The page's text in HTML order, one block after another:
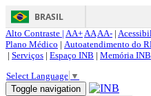
BRASIL
Alto Contraste | AA+AAAA- |
Plano Médico | Autoatendimento do
| Serviços | Espaço INB | Memória INB
Select Language ▼
Toggle navigation